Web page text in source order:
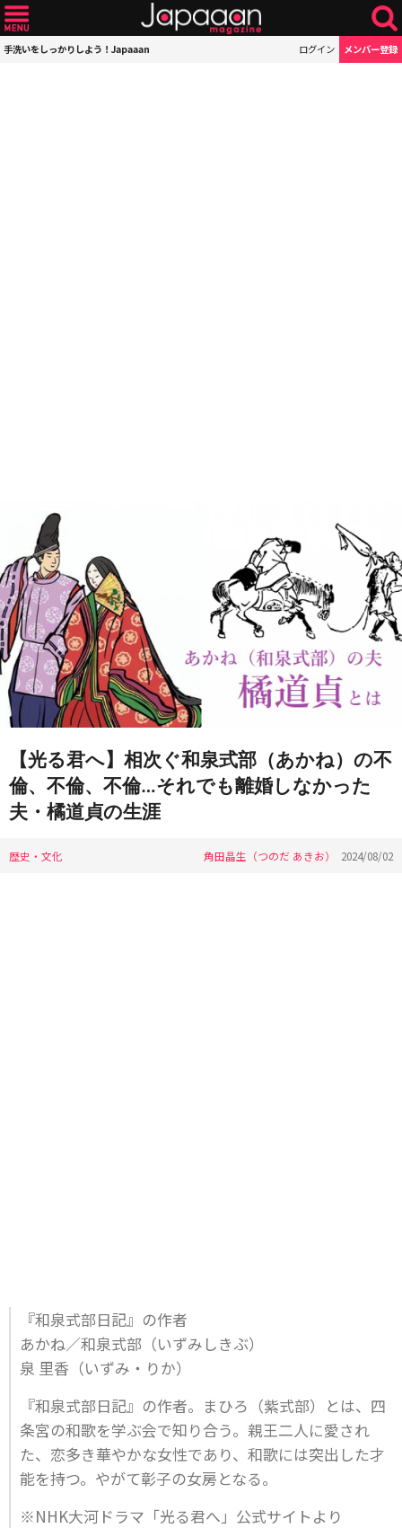
手洗いをしっかりしよう！Japaaan ログイン メンバー登録
【光る君へ】相次ぐ和泉式部（あかね）の不
倫、不倫、不倫…それでも離婚しなかった
夫・橘道貞の生涯
歴史・文化 角田晶生（つのだ あきお） 2024/08/02
『和泉式部日記』の作者
あかね／和泉式部（いずみしきぶ）
泉 里香（いずみ・りか）
『和泉式部日記』の作者。まひろ（紫式部）とは、四
条宮の和歌を学ぶ会で知り合う。親王二人に愛され
た、恋多き華やかな女性であり、和歌には突出した才
能を持つ。やがて彰子の女房となる。
※NHK大河ドラマ「光る君へ」公式サイトより